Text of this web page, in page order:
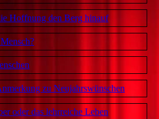
Hoffnung den Berg hinauf
zu Neujahrswünschen
oder das lehrreiche Leben